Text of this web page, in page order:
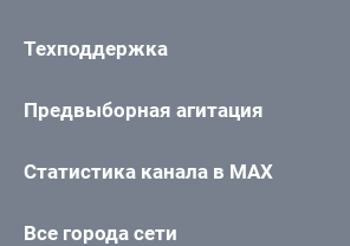
Техподдержка
Предвыборная агитация
Статистика канала в MAX
Все города сети